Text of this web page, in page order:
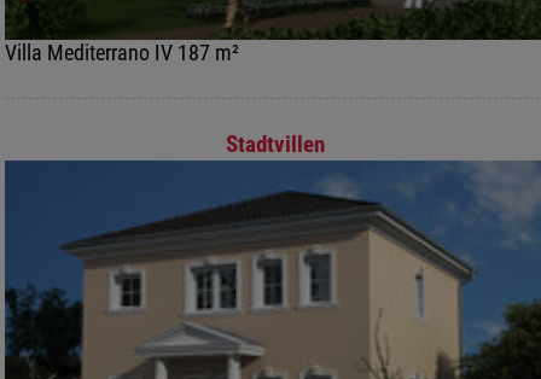
Villa Mediterrano IV 187 m²
Stadtvillen